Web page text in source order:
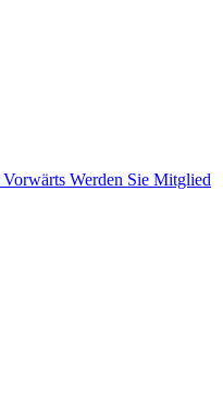
Vorwärts Werden Sie Mitglied